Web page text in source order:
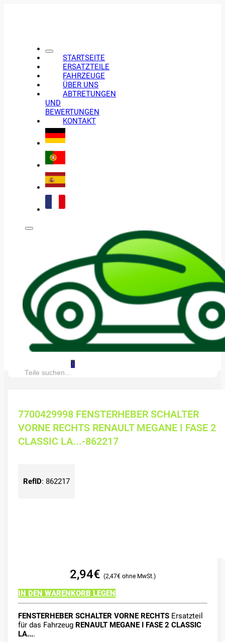
STARTSEITE
ERSATZTEILE
FAHRZEUGE
ÜBER UNS
ABTRETUNGEN
UND
BEWERTUNGEN
KONTAKT
0
Suche:
7700429998 FENSTERHEBER SCHALTER
VORNE RECHTS RENAULT MEGANE I FASE 2
CLASSIC LA...-862217
RefID: 862217
2,94€ 2,47€
IN DEN WARENKORB LEGEN
FENSTERHEBER SCHALTER VORNE RECHTSErsatzteil
für das Fahrzeug RENAULT MEGANE I FASE 2 CLASSIC
LA....